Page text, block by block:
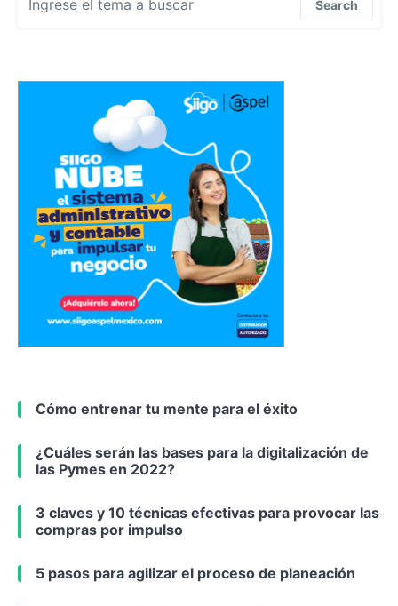
Search
Cómo entrenar tu mente para el éxito
¿Cuáles serán las bases para la digitalización de
las Pymes en 2022?
3 claves y 10 técnicas efectivas para provocar las
compras por impulso
5 pasos para agilizar el proceso de planeación